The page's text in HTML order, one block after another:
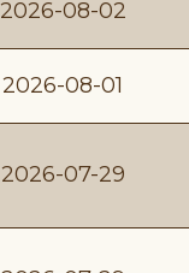
2026-08-02
2026-08-01
2026-07-29